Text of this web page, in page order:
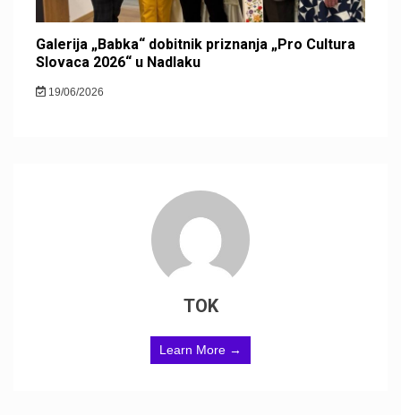
Galerija „Babka“ dobitnik priznanja „Pro Cultura
Slovaca 2026“ u Nadlaku
19/06/2026
TOK
Learn More →